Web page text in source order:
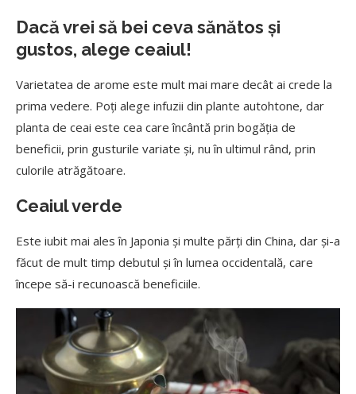
Dacă vrei să bei ceva sănătos și
gustos, alege ceaiul!
Varietatea de arome este mult mai mare decât ai crede la
prima vedere. Poți alege infuzii din plante autohtone, dar
planta de ceai este cea care încântă prin bogăția de
beneficii, prin gusturile variate și, nu în ultimul rând, prin
culorile atrăgătoare.
Ceaiul verde
Este iubit mai ales în Japonia și multe părți din China, dar și-a
făcut de mult timp debutul și în lumea occidentală, care
începe să-i recunoască beneficiile.